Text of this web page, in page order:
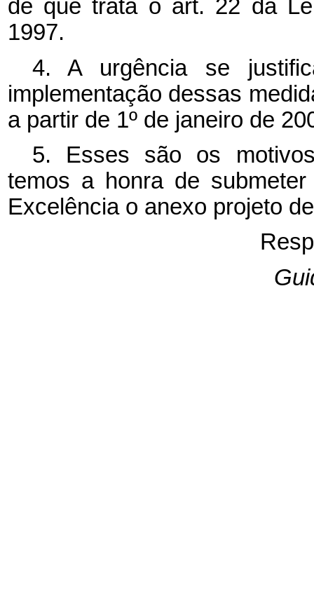
de que trata o art. 22 da
1997.
4. A urgência se
implementação dessas
a partir de 1º de janeiro de
5. Esses são os
temos a honra de
Excelência o anexo projeto